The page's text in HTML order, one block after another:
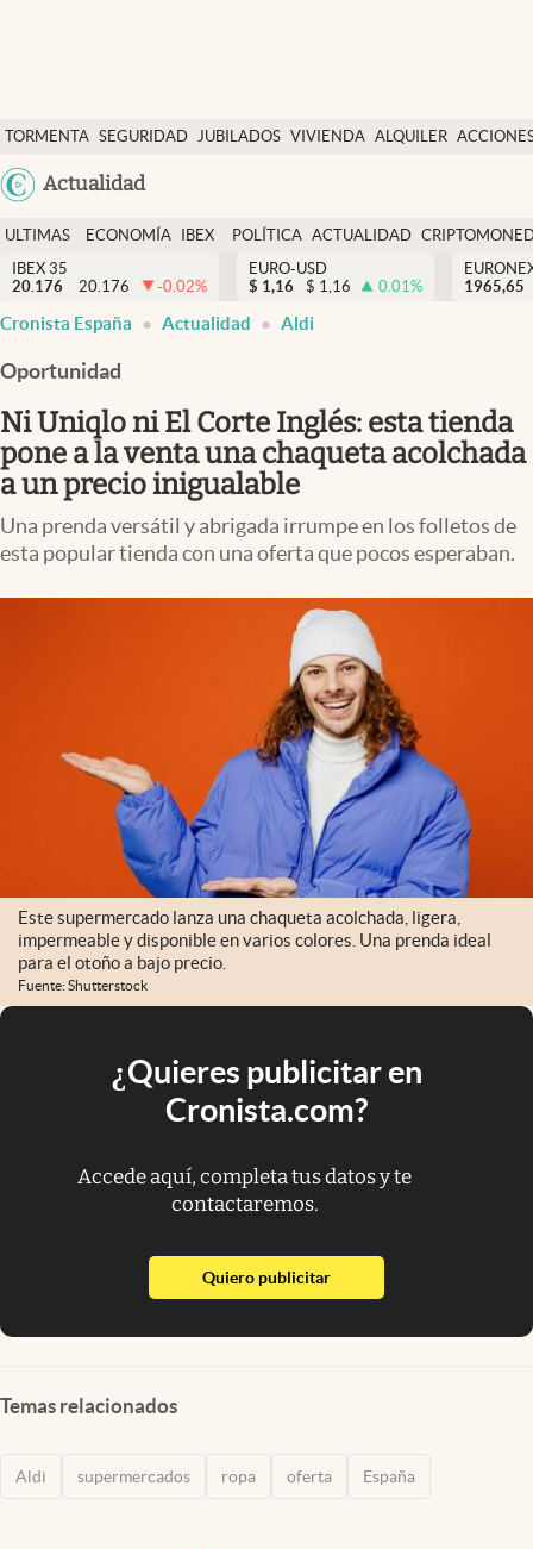
TORMENTA SEGURIDAD JUBILADOS VIVIENDA ALQUILER
USA
Actualidad
Economía y finanzas
Política
Actualidad
Criptomonedas
España
ULTIMAS
NOTICIAS
ECONOMÍA
FINANZAS
IBEX
EURO
POLÍTICA ACTUALIDAD
IBEX 35
20.176
20.176 -0.02%
EURO-USD
$ 1,16 $ 1,16 0.01%
1965,65
Cronista España Actualidad Aldi
Oportunidad
Ni Uniqlo ni El Corte Inglés: esta tienda
pone a la venta una chaqueta acolchada
a un precio inigualable
Una prenda versátil y abrigada irrumpe en los folletos de
esta popular tienda con una oferta que pocos esperaban.
Este supermercado lanza una chaqueta acolchada, ligera,
impermeable y disponible en varios colores. Una prenda ideal
para el otoño a bajo precio.
Fuente: Shutterstock
¿Quieres publicitar en
Cronista.com?
Accede aquí, completa tus datos y te
contactaremos.
Quiero publicitarabre en nueva pestaña
Temas relacionados
Aldi supermercados ropa oferta España